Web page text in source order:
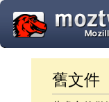
舊文件